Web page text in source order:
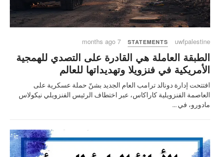
uwfpalestine
STATEMENTS
7 months ago
الطبقة العاملة هي القادرة على التصدي للهمجية
الأمريكية في فنزويلا وتهديداتها للعالم
افتتحت إدارة دونالد ترامب العام الجديد بشنّ حملة عسكرية على
العاصمة الفنزويلية كاراكاس، عبر اختطاف الرئيس الفنزويلي نيكولاس
مادورو، في ...